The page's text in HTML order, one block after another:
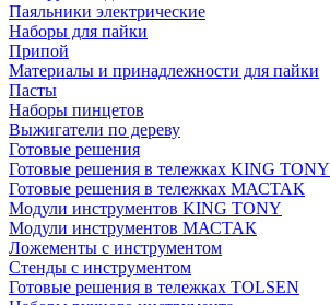
Паяльники электрические
Наборы для пайки
Припой
Материалы и принадлежности для пайки
Пасты
Наборы пинцетов
Выжигатели по дереву
Готовые решения
Готовые решения в тележках KING TONY
Готовые решения в тележках МАСТАК
Модули инструментов KING TONY
Модули инструментов МАСТАК
Ложементы с инструментом
Стенды с инструментом
Готовые решения в тележках TOLSEN